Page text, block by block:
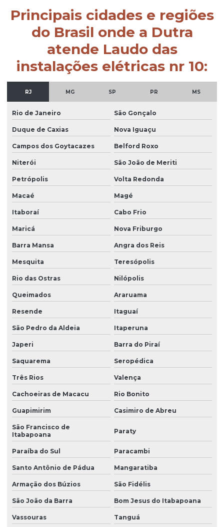
Principais cidades e regiões
do Brasil onde a Dutra
atende Laudo das
instalações elétricas nr 10:
RJ MG SP PR MS
Rio de Janeiro São Gonçalo
Duque de Caxias Nova Iguaçu
Campos dos Goytacazes Belford Roxo
Niterói São João de Meriti
Petrópolis Volta Redonda
Macaé Magé
Itaboraí Cabo Frio
Maricá Nova Friburgo
Barra Mansa Angra dos Reis
Mesquita Teresópolis
Rio das Ostras Nilópolis
Queimados Araruama
Resende Itaguaí
São Pedro da Aldeia Itaperuna
Japeri Barra do Piraí
Saquarema Seropédica
Três Rios Valença
Cachoeiras de Macacu Rio Bonito
Guapimirim Casimiro de Abreu
São Francisco de
Itabapoana
Paraty
Paraíba do Sul Paracambi
Santo Antônio de Pádua Mangaratiba
Armação dos Búzios São Fidélis
São João da Barra Bom Jesus do Itabapoana
Vassouras Tanguá